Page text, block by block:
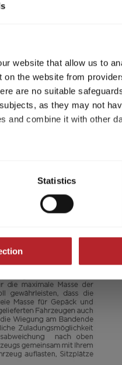
website that allow us to
the website from
are no suitable
as they may not
and combine it with other
website, and can be
set on the website, which
Statistics
Schlafplätze
1600 kg
Gesamtgewicht
dem Grundriss des